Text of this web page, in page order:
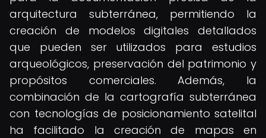
arquitectura subterránea, permitiendo la
creación de modelos digitales detallados
que pueden ser utilizados para estudios
arqueológicos, preservación del patrimonio y
propósitos comerciales. Además, la
combinación de la cartografía subterránea
con tecnologías de posicionamiento satelital
ha facilitado la creación de mapas en